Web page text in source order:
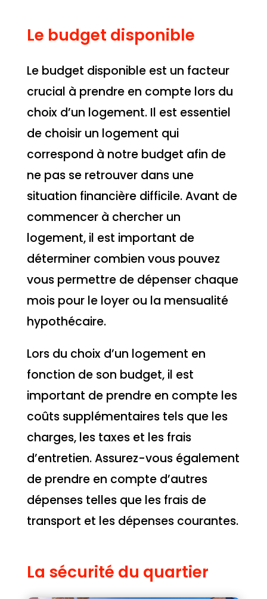
Le budget disponible
Le budget disponible est un facteur
crucial à prendre en compte lors du
choix d’un logement. Il est essentiel
de choisir un logement qui
correspond à notre budget afin de
ne pas se retrouver dans une
situation financière difficile. Avant de
commencer à chercher un
logement, il est important de
déterminer combien vous pouvez
vous permettre de dépenser chaque
mois pour le loyer ou la mensualité
hypothécaire.
Lors du choix d’un logement en
fonction de son budget, il est
important de prendre en compte les
coûts supplémentaires tels que les
charges, les taxes et les frais
d’entretien. Assurez-vous également
de prendre en compte d’autres
dépenses telles que les frais de
transport et les dépenses courantes.
La sécurité du quartier